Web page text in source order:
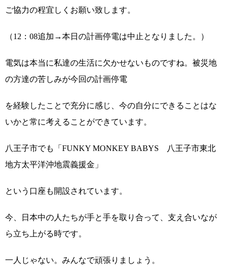
ご協力の程宜しくお願い致します。
（12：08追加→本日の計画停電は中止となりました。）
電気は本当に私達の生活に欠かせないものですね。被災地
の方達の苦しみが今回の計画停電
を経験したことで充分に感じ、今の自分にできることはな
いかと常に考えることができています。
八王子市でも「FUNKY MONKEY BABYS 八王子市東北
地方太平洋沖地震義援金」
という口座も開設されています。
今、日本中の人たちが手と手を取り合って、支え合いなが
ら立ち上がる時です。
一人じゃない。みんなで頑張りましょう。